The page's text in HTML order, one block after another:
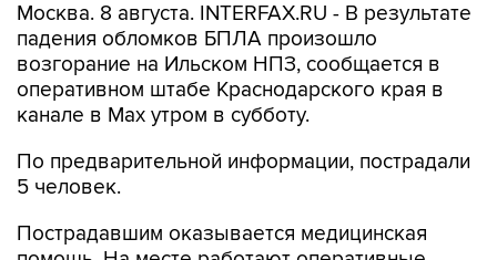
Москва. 8 августа. INTERFAX.RU - В результате
падения обломков БПЛА произошло
возгорание на Ильском НПЗ, сообщается в
оперативном штабе Краснодарского края в
канале в Max утром в субботу.
По предварительной информации, пострадали
5 человек.
Пострадавшим оказывается медицинская